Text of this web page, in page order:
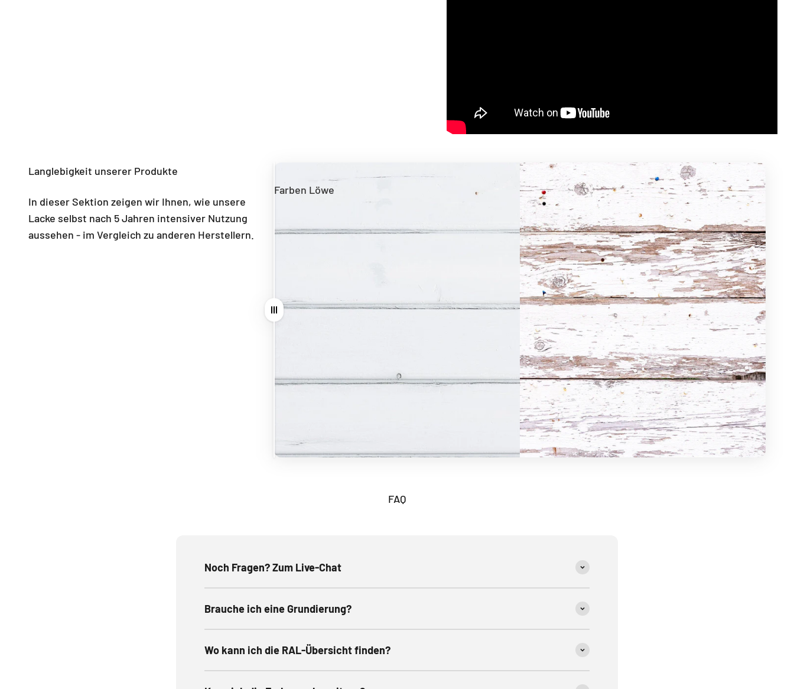
Langlebigkeit unserer Produkte
In dieser Sektion zeigen wir Ihnen, wie unsere
Lacke selbst nach 5 Jahren intensiver Nutzung
aussehen - im Vergleich zu anderen Herstellern.
Farben Löwe
Andere Hersteller
Ziehen
FAQ
Noch Fragen? Zum Live-Chat
Brauche ich eine Grundierung?
Wo kann ich die RAL-Übersicht finden?